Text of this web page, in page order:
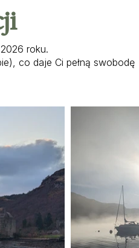
roku.
co daje Ci pełną swobodę